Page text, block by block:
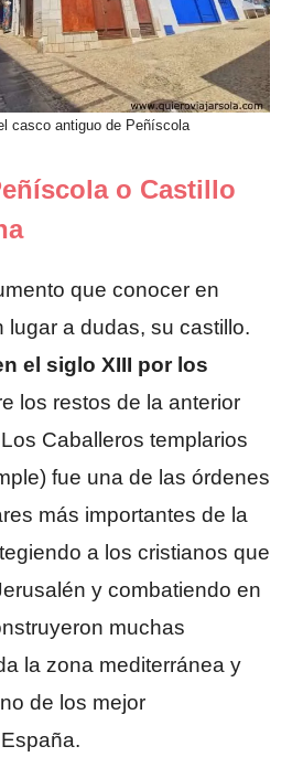
casco antiguo de Peñíscola
o Castillo
que conocer en
lugar a dudas, su castillo.
el siglo XIII por los
los restos de la anterior
Caballeros templarios
fue una de las órdenes
más importantes de la
a los cristianos que
y combatiendo en
muchas
la zona mediterránea y
de los mejor